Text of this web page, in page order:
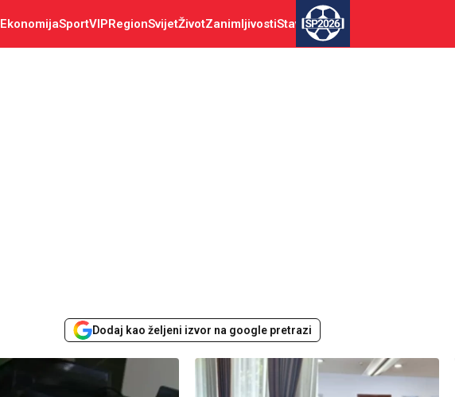
EkonomijaSportVIPRegionSvijetŽivotZanimljivostiStav SP2026
Dodaj kao željeni izvor na google pretrazi